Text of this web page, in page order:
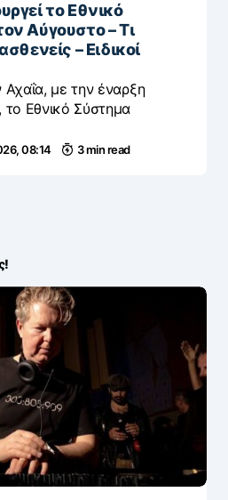
το Εθνικό
Αύγουστο – Τι
– Eιδικοί
Αχαΐα, με την έναρξη
το Εθνικό Σύστημα
08:14 3 min read